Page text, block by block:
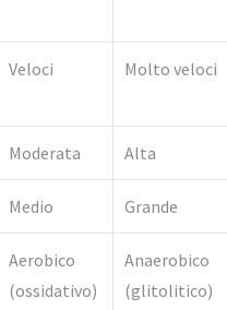
Veloci Molto veloci
Moderata Alta
Medio Grande
Aerobico
(ossidativo)
Anaerobico
(glitolitico)